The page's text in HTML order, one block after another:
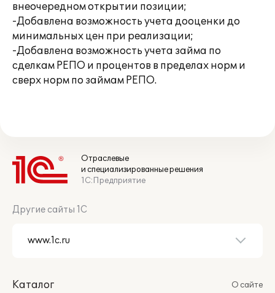
внеочередном открытии позиции;
-Добавлена возможность учета дооценки до
минимальных цен при реализации;
-Добавлена возможность учета займа по
сделкам РЕПО и процентов в пределах норм и
сверх норм по займам РЕПО.
Отраслевые
и специализированные решения
1С:Предприятие
Другие сайты 1С
Каталог
О сайте